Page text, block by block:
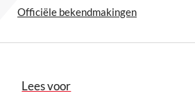
Officiële bekendmakingen
Lees voor